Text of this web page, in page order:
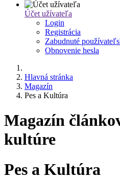
Účet užívateľa
Login
Registrácia
Zabudnuté
Obnovenie hesla
Hlavná stránka
Magazín
Pes a Kultúra
Magazín
kultúre
Pes a Kultúra